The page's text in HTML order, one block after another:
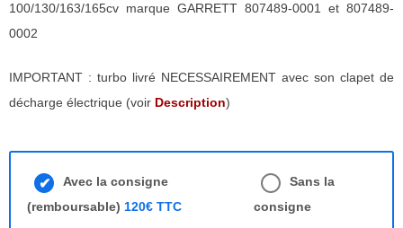
100/130/163/165cv marque GARRETT 807489-0001 et 807489-
0002
IMPORTANT : turbo livré NECESSAIREMENT avec son clapet de
décharge électrique (voir Description)
Avec la consigne
(remboursable) 120€ TTC
Sans la
consigne